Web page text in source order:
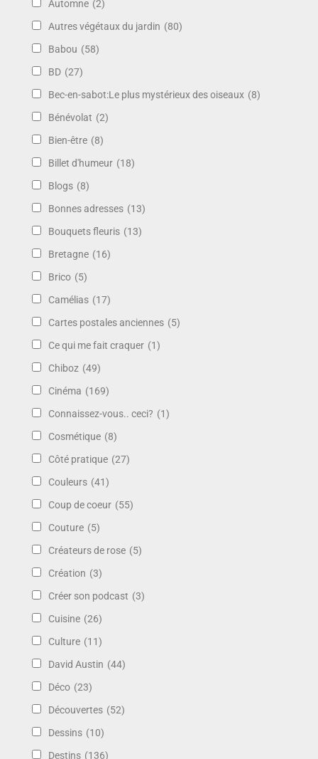
Automne (2)
Autres végétaux du jardin (80)
Babou (58)
BD (27)
Bec-en-sabot:Le plus mystérieux des oiseaux (8)
Bénévolat (2)
Bien-être (8)
Billet d'humeur (18)
Blogs (8)
Bonnes adresses (13)
Bouquets fleuris (13)
Bretagne (16)
Brico (5)
Camélias (17)
Cartes postales anciennes (5)
Ce qui me fait craquer (1)
Chiboz (49)
Cinéma (169)
Connaissez-vous.. ceci? (1)
Cosmétique (8)
Côté pratique (27)
Couleurs (41)
Coup de coeur (55)
Couture (5)
Créateurs de rose (5)
Création (3)
Créer son podcast (3)
Cuisine (26)
Culture (11)
David Austin (44)
Déco (23)
Découvertes (52)
Dessins (10)
Destins (136)